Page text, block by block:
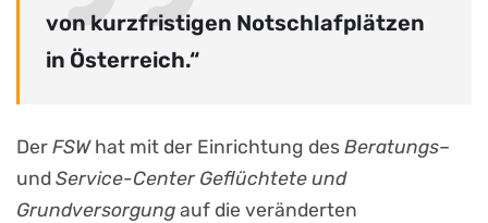
von kurzfristigen Notschlafplätzen
in Österreich.“
Der FSWhat mit der Einrichtung des Beratungs–
und Service-Center Geflüchtete und
Grundversorgung auf die veränderten